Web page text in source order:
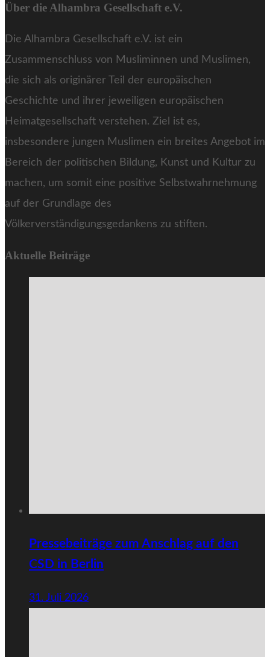
Über die Alhambra Gesellschaft e.V.
Die Alhambra Gesellschaft e.V. ist ein
Zusammenschluss von Musliminnen und Muslimen,
die sich als originärer Teil der europäischen
Geschichte und ihrer jeweiligen europäischen
Heimatgesellschaft verstehen. Ziel ist es,
insbesondere jungen Muslimen ein breites Angebot im
Bereich der politischen Bildung, Kunst und Kultur zu
machen, um somit eine positive Selbstwahrnehmung
auf der Grundlage des
Völkerverständigungsgedankens zu stiften.
Aktuelle Beiträge
Pressebeiträge zum Anschlag auf den
CSD in Berlin
31. Juli 2026